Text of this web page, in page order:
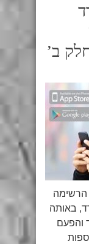
ב’
הרשימה
באותה
והפעם